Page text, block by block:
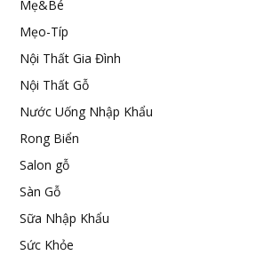
Mẹ&Bé
Mẹo-Típ
Nội Thất Gia Đình
Nội Thất Gỗ
Nước Uống Nhập Khẩu
Rong Biển
Salon gỗ
Sàn Gỗ
Sữa Nhập Khẩu
Sức Khỏe